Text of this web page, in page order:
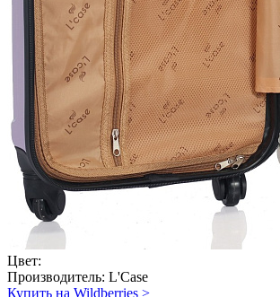
Цвет:
Производитель: L'Case
Купить на Wildberries >